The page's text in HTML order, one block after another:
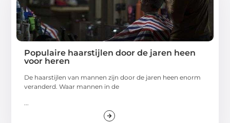
Populaire haarstijlen door de jaren heen
voor heren
De haarstijlen van mannen zijn door de jaren heen enorm
veranderd. Waar mannen in de
...